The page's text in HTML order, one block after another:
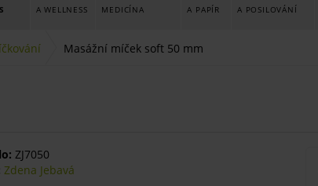
A WELLNESS
MEDICÍNA
A PAPÍR
A POSILOVÁNÍ
Masážní míček soft 50 mm
ZJ7050
Zdena Jebavá